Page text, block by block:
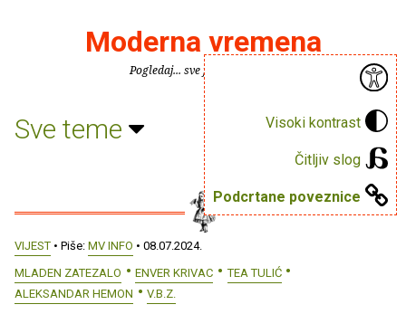
Visoki kontrast
Čitljiv slog
Podcrtane poveznice
Moderna vremena
Pogledaj... sve je puno knjiga.
Sve teme
VIJEST • Piše: MV INFO • 08.07.2024.
MLADEN ZATEZALO
ENVER KRIVAC
TEA TULIĆ
ALEKSANDAR HEMON
V.B.Z.